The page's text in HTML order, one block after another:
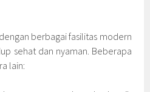
berbagai fasilitas modern
sehat dan nyaman. Beberapa
lain: